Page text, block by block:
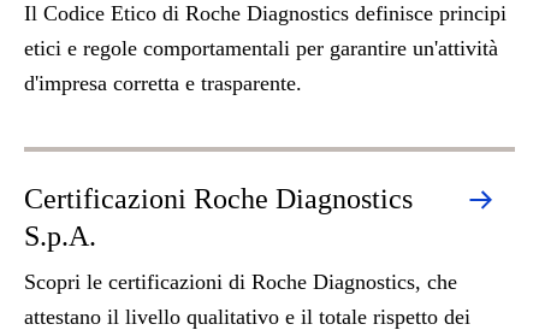
Il Codice Etico di Roche Diagnostics definisce principi
etici e regole comportamentali per garantire un'attività
d'impresa corretta e trasparente.
Certificazioni Roche Diagnostics
S.p.A.
Scopri le certificazioni di Roche Diagnostics, che
attestano il livello qualitativo e il totale rispetto dei